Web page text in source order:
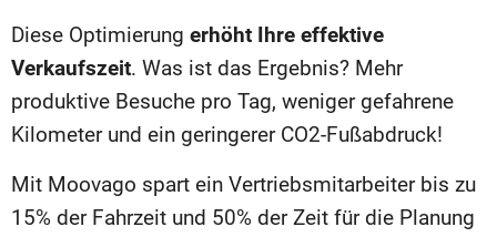
Diese Optimierung erhöht Ihre effektive
Verkaufszeit. Was ist das Ergebnis? Mehr
produktive Besuche pro Tag, weniger gefahrene
Kilometer und ein geringerer CO2-Fußabdruck!
Mit Moovago spart ein Vertriebsmitarbeiter bis zu
15% der Fahrzeit und 50% der Zeit für die Planung